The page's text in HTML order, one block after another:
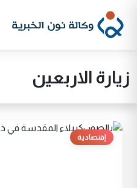
زيارة الاربعين
إقتصادية